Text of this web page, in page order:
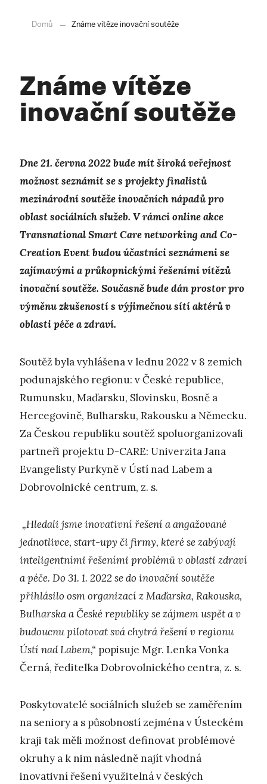
Domů Známe vítěze inovační soutěže
Známe vítěze
inovační soutěže
Dne 21. června 2022 bude mít široká veřejnost
možnost seznámit se s projekty finalistů
mezinárodní soutěže inovačních nápadů pro
oblast sociálních služeb. V rámcionline akce
Transnational Smart Care networking and Co-
Creation Event budou účastníci seznámeni se
zajímavýmia průkopnickými řešeními vítězů
inovační soutěže. Současně bude dán prostor pro
výměnu zkušeností s výjimečnou sítí aktérů v
oblasti péče a zdraví.
Soutěž byla vyhlášena v lednu 2022 v 8 zemích
podunajského regionu: v České republice,
Rumunsku, Maďarsku, Slovinsku, Bosně a
Hercegovině, Bulharsku, Rakousku a Německu.
Za Českou republiku soutěž spoluorganizovali
partneři projektu D-CARE: Univerzita Jana
Evangelisty Purkyně v Ústí nad Labem a
Dobrovolnické centrum, z. s.
„Hledali jsme inovativní řešení a angažované
jednotlivce, start-upy či firmy, které se zabývají
inteligentními řešeními problémů v oblasti zdraví
a péče. Do 31. 1. 2022 se do inovační soutěže
přihlásilo osm organizací z Maďarska, Rakouska,
Bulharska a České republiky se zájmem uspět a v
budoucnu pilotovat svá chytrá řešení v regionu
Ústí nad Labem,“ popisuje Mgr. Lenka Vonka
Černá, ředitelka Dobrovolnického centra, z. s.
Poskytovatelé sociálních služeb se zaměřením
na seniory a s působností zejména v Ústeckém
kraji tak měli možnost definovat problémové
okruhy a k nim následně najít vhodná
inovativní řešení využitelná v českých